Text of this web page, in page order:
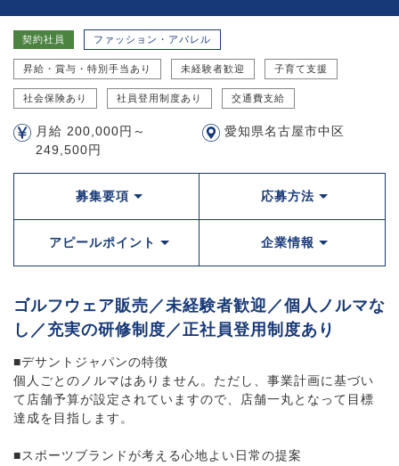
契約社員 ファッション・アパレル
昇給・賞与・特別手当あり 未経験者歓迎 子育て支援
社会保険あり 社員登用制度あり 交通費支給
月給 200,000円～
249,500円
愛知県名古屋市中区
募集要項 応募方法
アピールポイント 企業情報
ゴルフウェア販売／未経験者歓迎／個人ノルマな
し／充実の研修制度／正社員登用制度あり
■デサントジャパンの特徴
個人ごとのノルマはありません。ただし、事業計画に基づい
て店舗予算が設定されていますので、店舗一丸となって目標
達成を目指します。
■スポーツブランドが考える心地よい日常の提案